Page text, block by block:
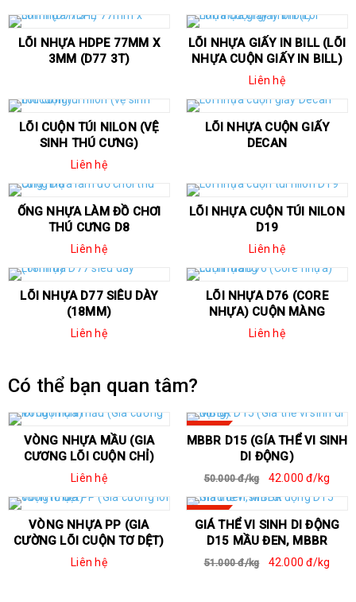
LÕI NHỰA HDPE 77MM X
3MM (D77 3T)
LÕI NHỰA GIẤY IN BILL (LÕI
NHỰA CUỘN GIẤY IN BILL)
Liên hệ
LÕI CUỘN TÚI NILON (VỆ
SINH THÚ CƯNG)
Liên hệ
LÕI NHỰA CUỘN GIẤY
DECAN
ỐNG NHỰA LÀM ĐỒ CHƠI
THÚ CƯNG D8
Liên hệ
LÕI NHỰA CUỘN TÚI NILON
D19
Liên hệ
LÕI NHỰA D77 SIÊU DÀY
(18MM)
Liên hệ
LÕI NHỰA D76 (CORE
NHỰA) CUỘN MÀNG
Liên hệ
Có thể bạn quan tâm?
VÒNG NHỰA MẦU (GIA
CƯƠNG LÕI CUỘN CHỈ)
Liên hệ
MBBR D15 (GÍA THỂ VI SINH
DI ĐỘNG)
50.000 đ/kg 42.000 đ/kg
VÒNG NHỰA PP (GIA
CƯỜNG LÕI CUỘN TƠ DỆT)
Liên hệ
SALE
GIÁ THỂ VI SINH DI ĐỘNG
D15 MẦU ĐEN, MBBR
51.000 đ/kg 42.000 đ/kg